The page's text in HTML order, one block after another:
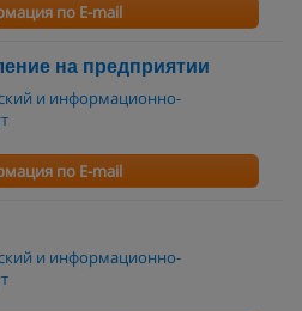
по E-mail
на предприятии
и информационно-
по E-mail
и информационно-